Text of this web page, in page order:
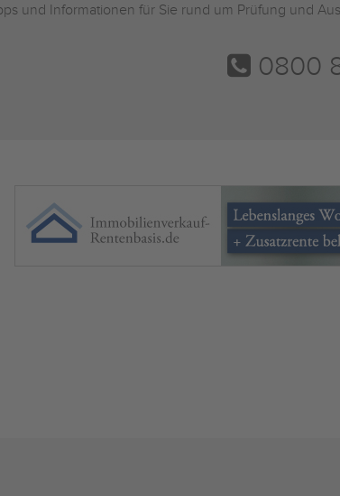
und Informationen für Sie rund um Prüfung und
0800